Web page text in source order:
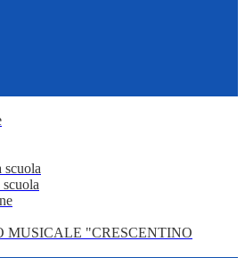
scuola
MUSICALE "CRESCENTINO